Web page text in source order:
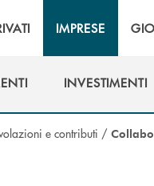
IMPRESE
INVESTIMENTI
e contributi /